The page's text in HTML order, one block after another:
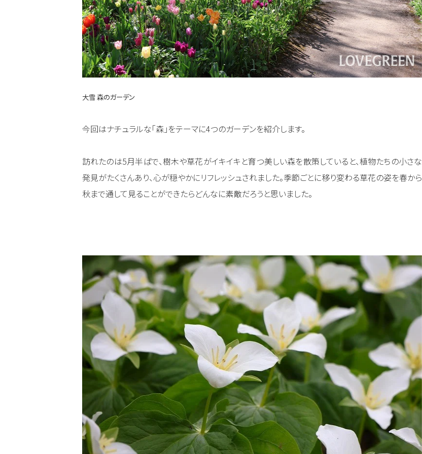
大雪 森のガーデン
今回はナチュラルな「森」をテーマに4つのガーデンを紹介します。
訪れたのは5月半ばで、樹木や草花がイキイキと育つ美しい森を散策していると、植物たちの小さな
発見がたくさんあり、心が穏やかにリフレッシュされました。季節ごとに移り変わる草花の姿を春から
秋まで通して見ることができたらどんなに素敵だろうと思いました。